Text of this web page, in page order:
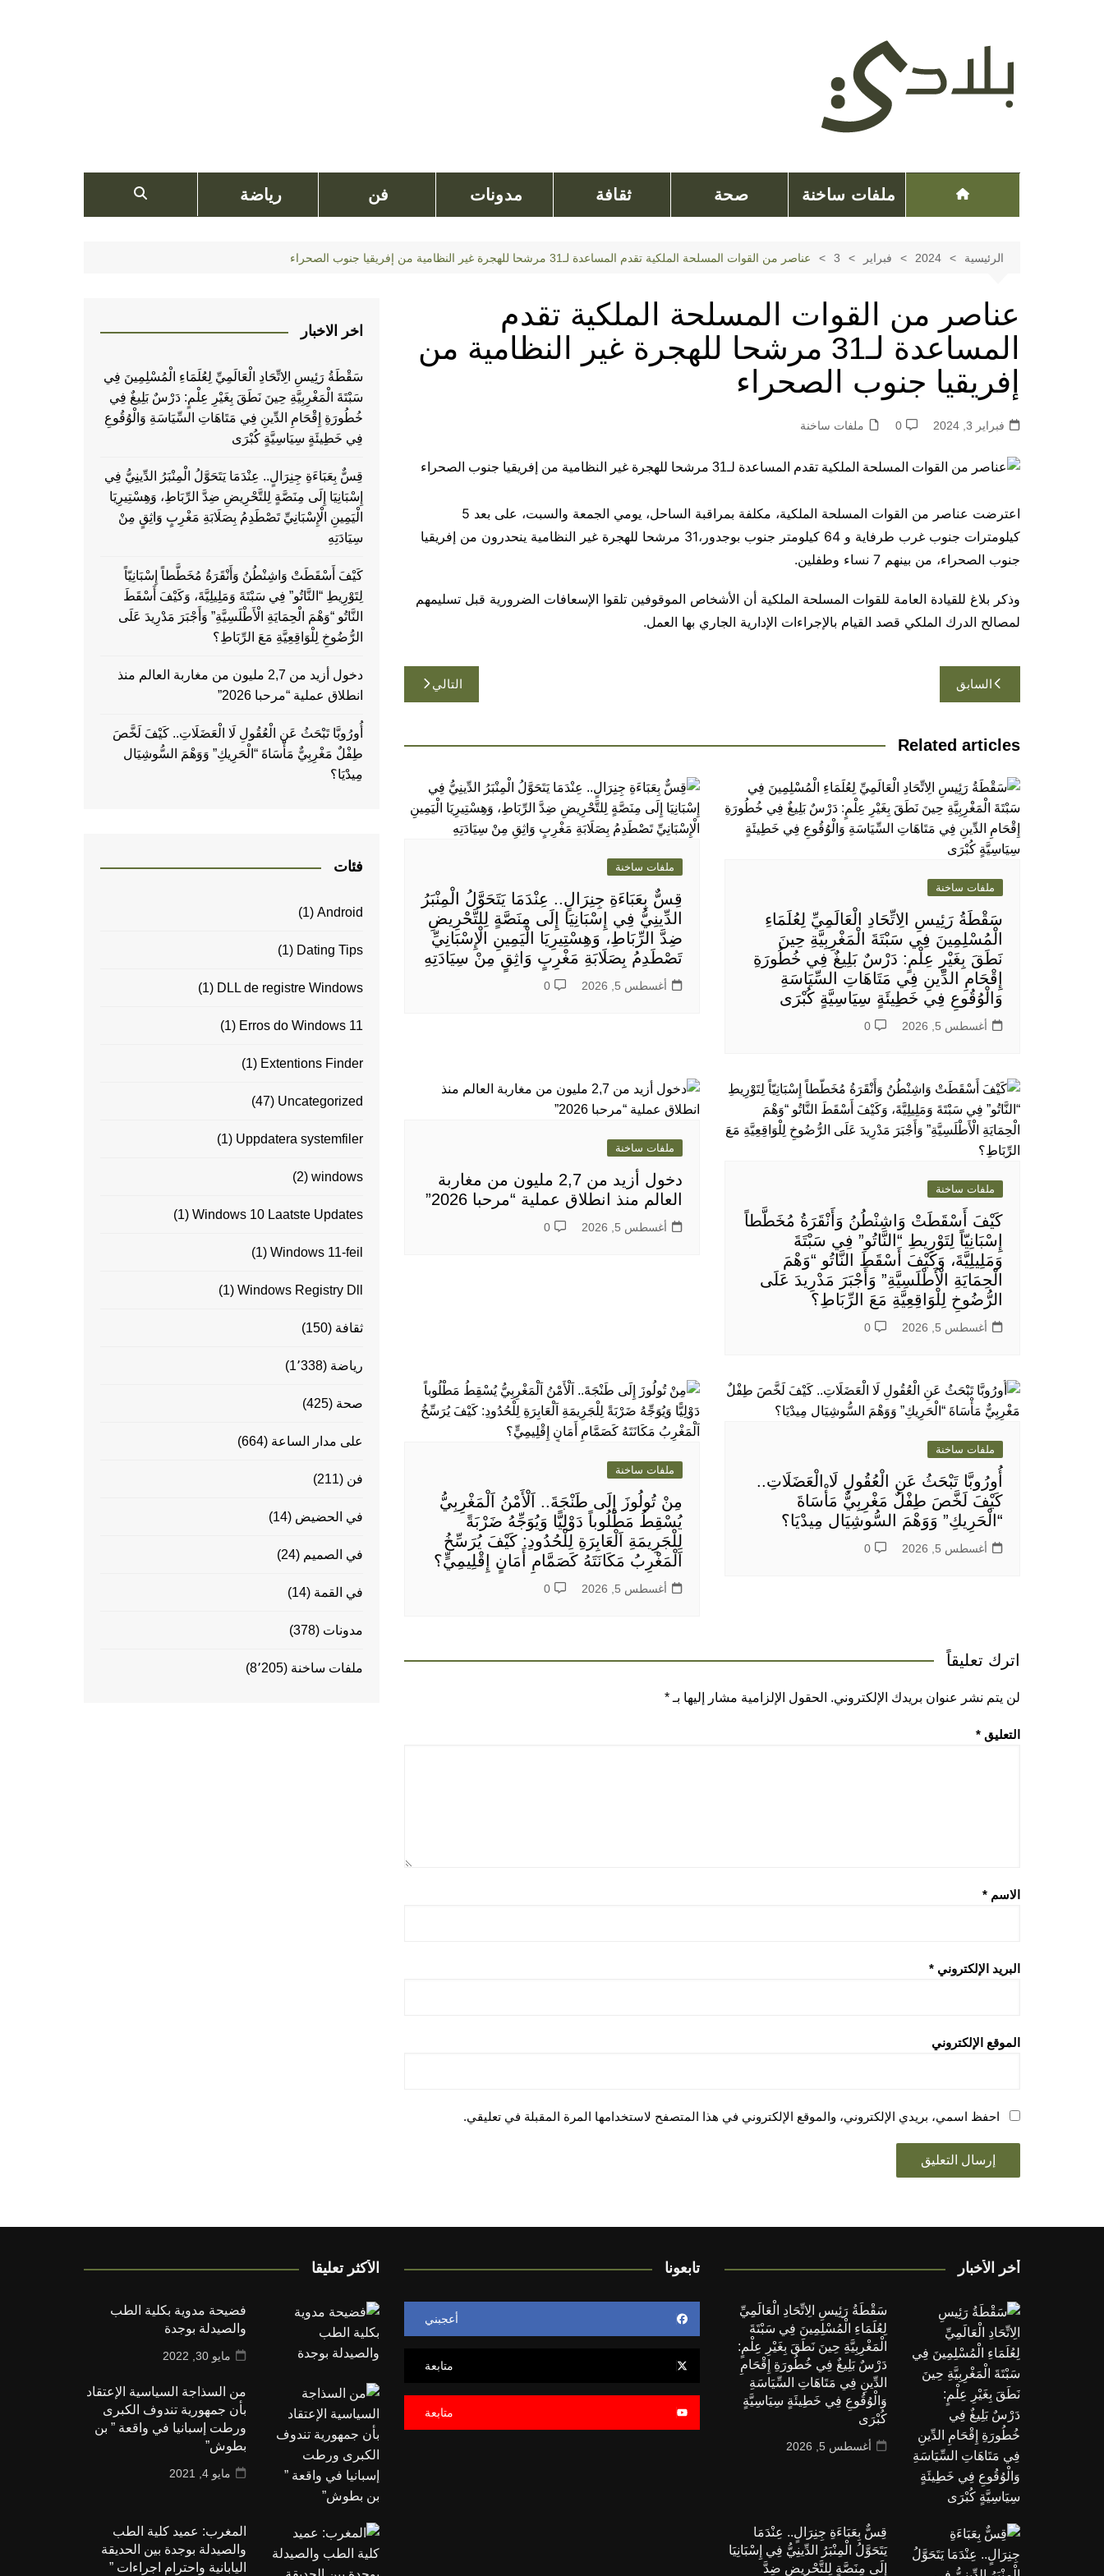
ملفات ساخنة صحة ثقافة مدونات فن رياضة
الرئيسية 2024 فبراير 3 عناصر من القوات المسلحة الملكية تقدم المساعدة لـ31 مرشحا للهجرة غير النظامية من إفريقيا جنوب الصحراء
عناصر من القوات المسلحة الملكية تقدم
المساعدة لـ31 مرشحا للهجرة غير النظامية من
إفريقيا جنوب الصحراء
فبراير 3, 2024 0 ملفات ساخنة
اعترضت عناصر من القوات المسلحة الملكية، مكلفة بمراقبة الساحل، يومي الجمعة والسبت، على بعد 5
كيلومترات جنوب غرب طرفاية و 64 كيلومتر جنوب بوجدور،31 مرشحا للهجرة غير النظامية ينحدرون من إفريقيا
جنوب الصحراء، من بينهم 7 نساء وطفلين.
وذكر بلاغ للقيادة العامة للقوات المسلحة الملكية أن الأشخاص الموقوفين تلقوا الإسعافات الضرورية قبل تسليمهم
لمصالح الدرك الملكي قصد القيام بالإجراءات الإدارية الجاري بها العمل.
تصفّح
المقالات
السابق التالي
Related articles
ملفات ساخنة
سَقْطَةُ رَئِيسِ الِاتِّحَادِ الْعَالَمِيِّ لِعُلَمَاءِ
الْمُسْلِمِينَ فِي سَبْتَةَ الْمَغْرِبِيَّةِ حِينَ
نَطَقَ بِغَيْرِ عِلْمٍ: دَرْسٌ بَلِيغٌ فِي خُطُورَةِ
إِقْحَامِ الدِّينِ فِي مَتَاهَاتِ السِّيَاسَةِ
وَالْوُقُوعِ فِي خَطِيئَةٍ سِيَاسِيَّةٍ كُبْرَى
أغسطس 5, 2026 0
ملفات ساخنة
قِسٌّ بِعَبَاءَةِ جِنِرَالٍ.. عِنْدَمَا يَتَحَوَّلُ الْمِنْبَرُ
الدِّينِيُّ فِي إِسْبَانِيَا إِلَى مِنَصَّةٍ لِلتَّحْرِيضِ
ضِدَّ الرِّبَاطِ، وَهِسْتِيرِيَا الْيَمِينِ الْإِسْبَانِيِّ
تَصْطَدِمُ بِصَلَابَةِ مَغْرِبٍ وَاثِقٍ مِنْ سِيَادَتِهِ
أغسطس 5, 2026 0
ملفات ساخنة
كَيْفَ أَسْقَطَتْ وَاشِنْطُنُ وَأَنْقَرَةُ مُخَطَّطاً
إِسْبَانِيّاً لِتَوْرِيطِ “النَّاتُو” فِي سَبْتَةَ
وَمَلِيلِيَّةَ، وَكَيْفَ أَسْقَطَ النَّاتُو “وَهْمَ
الْحِمَايَةِ الْأَطْلَسِيَّةِ” وَأَجْبَرَ مَدْرِيدَ عَلَى
الرُّضُوخِ لِلْوَاقِعِيَّةِ مَعَ الرِّبَاطِ؟
أغسطس 5, 2026 0
ملفات ساخنة
دخول أزيد من 2,7 مليون من مغاربة
العالم منذ انطلاق عملية “مرحبا 2026”
أغسطس 5, 2026 0
ملفات ساخنة
أُورُوبَّا تَبْحَثُ عَنِ الْعُقُولِ لَا الْعَضَلَاتِ..
كَيْفَ لَخَّصَ طِفْلٌ مَغْرِبِيٌّ مَأْسَاةَ
“الْحَرِيكِ” وَوَهْمَ السُّوشِيَال مِيدْيَا؟
أغسطس 5, 2026 0
ملفات ساخنة
مِنْ تُولُوزَ إِلَى طَنْجَةَ.. اَلْأَمْنُ اَلْمَغْرِبِيُّ
يُسْقِطُ مَطْلُوباً دَوْلِيًّا وَيُوَجِّهُ ضَرْبَةً
لِلْجَرِيمَةِ اَلْعَابِرَةِ لِلْحُدُودِ: كَيْفَ يُرَسِّخُ
اَلْمَغْرِبُ مَكَانَتَهُ كَصَمَّامِ أَمَانٍ إِقْلِيمِيٍّ؟
أغسطس 5, 2026 0
اترك تعليقاً
لن يتم نشر عنوان بريدك الإلكتروني. الحقول الإلزامية مشار إليها بـ *
التعليق *
الاسم *
البريد الإلكتروني *
الموقع الإلكتروني
احفظ اسمي، بريدي الإلكتروني، والموقع الإلكتروني في هذا المتصفح لاستخدامها المرة المقبلة في تعليقي.
اخر الاخبار
سَقْطَةُ رَئِيسِ الِاتِّحَادِ الْعَالَمِيِّ لِعُلَمَاءِ الْمُسْلِمِينَ فِي
سَبْتَةَ الْمَغْرِبِيَّةِ حِينَ نَطَقَ بِغَيْرِ عِلْمٍ: دَرْسٌ بَلِيغٌ فِي
خُطُورَةِ إِقْحَامِ الدِّينِ فِي مَتَاهَاتِ السِّيَاسَةِ وَالْوُقُوعِ
فِي خَطِيئَةٍ سِيَاسِيَّةٍ كُبْرَى
قِسٌّ بِعَبَاءَةِ جِنِرَالٍ.. عِنْدَمَا يَتَحَوَّلُ الْمِنْبَرُ الدِّينِيُّ فِي
إِسْبَانِيَا إِلَى مِنَصَّةٍ لِلتَّحْرِيضِ ضِدَّ الرِّبَاطِ، وَهِسْتِيرِيَا
الْيَمِينِ الْإِسْبَانِيِّ تَصْطَدِمُ بِصَلَابَةِ مَغْرِبٍ وَاثِقٍ مِنْ
سِيَادَتِهِ
كَيْفَ أَسْقَطَتْ وَاشِنْطُنُ وَأَنْقَرَةُ مُخَطَّطاً إِسْبَانِيّاً
لِتَوْرِيطِ “النَّاتُو” فِي سَبْتَةَ وَمَلِيلِيَّةَ، وَكَيْفَ أَسْقَطَ
النَّاتُو “وَهْمَ الْحِمَايَةِ الْأَطْلَسِيَّةِ” وَأَجْبَرَ مَدْرِيدَ عَلَى
الرُّضُوخِ لِلْوَاقِعِيَّةِ مَعَ الرِّبَاطِ؟
دخول أزيد من 2,7 مليون من مغاربة العالم منذ
انطلاق عملية “مرحبا 2026”
أُورُوبَّا تَبْحَثُ عَنِ الْعُقُولِ لَا الْعَضَلَاتِ.. كَيْفَ لَخَّصَ
طِفْلٌ مَغْرِبِيٌّ مَأْسَاةَ “الْحَرِيكِ” وَوَهْمَ السُّوشِيَال
مِيدْيَا؟
فئات
Android
(1)
Dating Tips
(1)
DLL de registre Windows
(1)
Erros do Windows 11
(1)
Extentions Finder
(1)
Uncategorized
(47)
Uppdatera systemfiler
(1)
windows
(2)
Windows 10 Laatste Updates
(1)
Windows 11-feil
(1)
Windows Registry Dll
(1)
ثقافة (150)
رياضة (1٬338)
صحة (425)
على مدار الساعة (664)
فن (211)
في الحضيض (14)
في الصميم (24)
في القمة (14)
مدونات (378)
ملفات ساخنة (8٬205)
أخر الأخبار
سَقْطَةُ رَئِيسِ الِاتِّحَادِ الْعَالَمِيِّ
لِعُلَمَاءِ الْمُسْلِمِينَ فِي سَبْتَةَ
الْمَغْرِبِيَّةِ حِينَ نَطَقَ بِغَيْرِ عِلْمٍ:
دَرْسٌ بَلِيغٌ فِي خُطُورَةِ إِقْحَامِ
الدِّينِ فِي مَتَاهَاتِ السِّيَاسَةِ
وَالْوُقُوعِ فِي خَطِيئَةٍ سِيَاسِيَّةٍ
كُبْرَى
أغسطس 5, 2026
قِسٌّ بِعَبَاءَةِ جِنِرَالٍ.. عِنْدَمَا
يَتَحَوَّلُ الْمِنْبَرُ الدِّينِيُّ فِي إِسْبَانِيَا
إِلَى مِنَصَّةٍ لِلتَّحْرِيضِ ضِدَّ
تابعونا
أعجبني
متابعة
متابعة
الأكثر تعليقا
فضيحة مدوية بكلية الطب
والصيدلة بوجدة
مايو 30, 2022
من السذاجة السياسية الإعتقاد
بأن جمهورية تندوف الكبرى
ورطت إسبانيا في واقعة ” بن
بطوش”
مايو 4, 2021
المغرب: عميد كلية الطب
والصيدلة بوجدة بين الحديقة
اليابانية واحترام اجراءات ”